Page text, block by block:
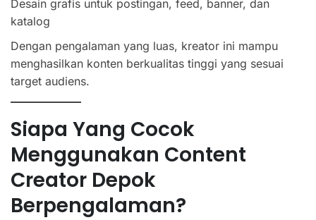
Desain grafis untuk postingan, feed, banner, dan
katalog
Dengan pengalaman yang luas, kreator ini mampu
menghasilkan konten berkualitas tinggi yang sesuai
target audiens.
Siapa Yang Cocok
Menggunakan Content
Creator Depok
Berpengalaman?